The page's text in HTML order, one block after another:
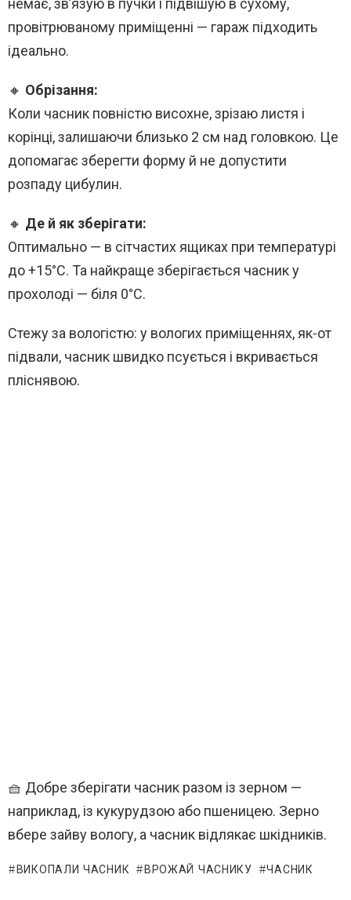
немає, зв’язую в пучки і підвішую в сухому,
провітрюваному приміщенні — гараж підходить
ідеально.
🔸 Обрізання:
Коли часник повністю висохне, зрізаю листя і
корінці, залишаючи близько 2 см над головкою. Це
допомагає зберегти форму й не допустити
розпаду цибулин.
🔸 Де й як зберігати:
Оптимально — в сітчастих ящиках при температурі
до +15°C. Та найкраще зберігається часник у
прохолоді — біля 0°C.
Стежу за вологістю: у вологих приміщеннях, як-от
підвали, часник швидко псується і вкривається
пліснявою.
🧺 Добре зберігати часник разом із зерном —
наприклад, із кукурудзою або пшеницею. Зерно
вбере зайву вологу, а часник відлякає шкідників.
ВИКОПАЛИ ЧАСНИК ВРОЖАЙ ЧАСНИКУ ЧАСНИК